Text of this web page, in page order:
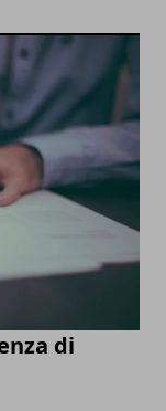
di